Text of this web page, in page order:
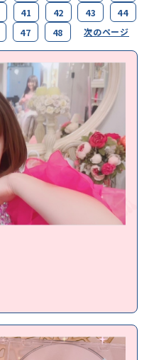
41 42 43
44
47 48 次のページ